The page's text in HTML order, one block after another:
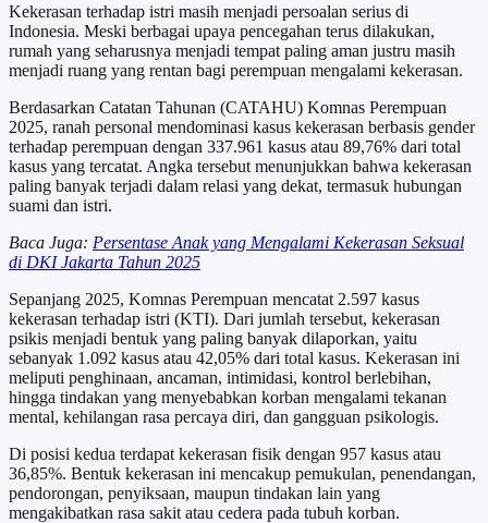
Kekerasan terhadap istri masih menjadi persoalan serius di
Indonesia. Meski berbagai upaya pencegahan terus dilakukan,
rumah yang seharusnya menjadi tempat paling aman justru masih
menjadi ruang yang rentan bagi perempuan mengalami kekerasan.
Berdasarkan Catatan Tahunan (CATAHU) Komnas Perempuan
2025, ranah personal mendominasi kasus kekerasan berbasis gender
terhadap perempuan dengan 337.961 kasus atau 89,76% dari total
kasus yang tercatat. Angka tersebut menunjukkan bahwa kekerasan
paling banyak terjadi dalam relasi yang dekat, termasuk hubungan
suami dan istri.
Baca Juga: Persentase Anak yang Mengalami Kekerasan Seksual
di DKI Jakarta Tahun 2025
Sepanjang 2025, Komnas Perempuan mencatat 2.597 kasus
kekerasan terhadap istri (KTI). Dari jumlah tersebut, kekerasan
psikis menjadi bentuk yang paling banyak dilaporkan, yaitu
sebanyak 1.092 kasus atau 42,05% dari total kasus. Kekerasan ini
meliputi penghinaan, ancaman, intimidasi, kontrol berlebihan,
hingga tindakan yang menyebabkan korban mengalami tekanan
mental, kehilangan rasa percaya diri, dan gangguan psikologis.
Di posisi kedua terdapat kekerasan fisik dengan 957 kasus atau
36,85%. Bentuk kekerasan ini mencakup pemukulan, penendangan,
pendorongan, penyiksaan, maupun tindakan lain yang
mengakibatkan rasa sakit atau cedera pada tubuh korban.